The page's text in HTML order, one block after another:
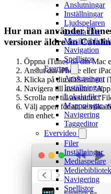
Anslutningar
Inställningar
Ljudspelaren
Lokala filer
Musikbibliotek
Navigation
Spellistor
Evertag
Anslutningar
Inställningar
Lokala filer
Mappningar
Navigering
Taggeditor
Evervideo
Filer
Inställningar
Mediaspelare
Mediebibliotek
Navigering
Spellistor
Hur man använder
versioner äldre än
Öppna iTunes på din Mac
Anslut din iPhone eller
Klicka på din iOS-enhet i
Navigera till avsnittet
Scrolla ner till avsnittet
Välj appen för att se vilka
din enhet.